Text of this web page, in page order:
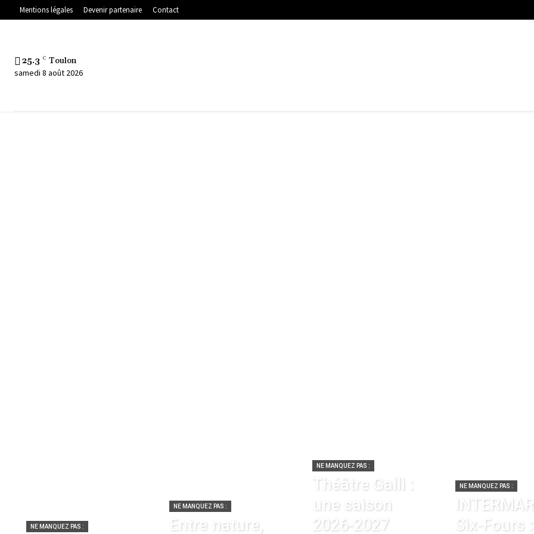
Mentions légales Devenir partenaire Contact
25.3 C Toulon
samedi 8 août 2026
NE MANQUEZ PAS :
NE MANQUEZ PAS :
Entre nature,
NE MANQUEZ PAS :
Théâtre Galli :
une saison
2026-2027
NE MANQUEZ PAS :
Six-Fours :